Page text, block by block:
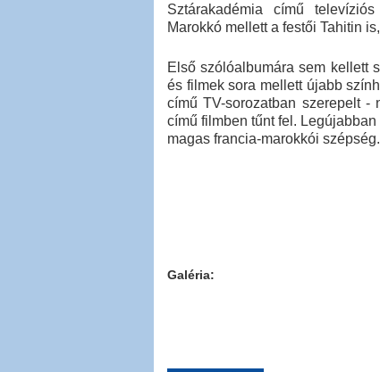
Sztárakadémia című
Marokkó mellett a festői Tahitin
Első szólóalbumára sem kellett
és filmek sora mellett újabb
című TV-sorozatban szerepelt
című filmben tűnt fel.
magas francia-marokkói szépség.
Galéria: